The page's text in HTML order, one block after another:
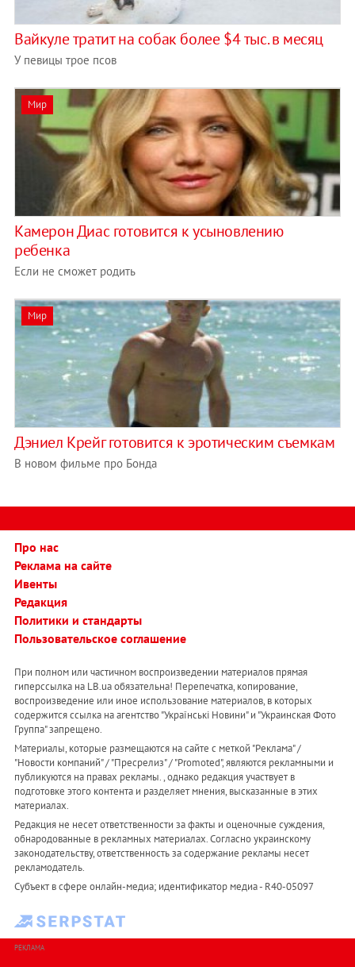
Вайкуле тратит на собак более $4 тыс. в месяц
У певицы трое псов
Мир
Камерон Диас готовится к усыновлению
ребенка
Если не сможет родить
Мир
Дэниел Крейг готовится к эротическим съемкам
В новом фильме про Бонда
Про нас
Реклама на сайте
Ивенты
Редакция
Политики и стандарты
Пользовательское соглашение
При полном или частичном воспроизведении материалов прямая
гиперссылка на LB.ua обязательна! Перепечатка, копирование,
воспроизведение или иное использование материалов, в которых
содержится ссылка на агентство "Українськi Новини" и "Украинская Фото
Группа" запрещено.
Материалы, которые размещаются на сайте с меткой "Реклама" /
"Новости компаний" / "Пресрелиз" / "Promoted", являются рекламными и
публикуются на правах рекламы. , однако редакция участвует в
подготовке этого контента и разделяет мнения, высказанные в этих
материалах.
Редакция не несет ответственности за факты и оценочные суждения,
обнародованные в рекламных материалах. Согласно украинскому
законодательству, ответственность за содержание рекламы несет
рекламодатель.
Субъект в сфере онлайн-медиа; идентификатор медиа - R40-05097
РЕКЛАМА